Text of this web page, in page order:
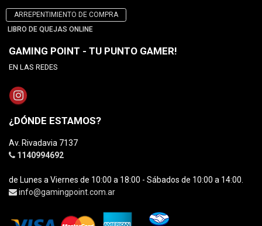
ARREPENTIMIENTO DE COMPRA
LIBRO DE QUEJAS ONLINE
GAMING POINT - TU PUNTO GAMER!
EN LAS REDES
¿DÓNDE ESTAMOS?
Av. Rivadavia 7137
1140994692
de Lunes a Viernes de 10:00 a 18:00 - Sábados de 10:00 a 14:00.
info@gamingpoint.com.ar